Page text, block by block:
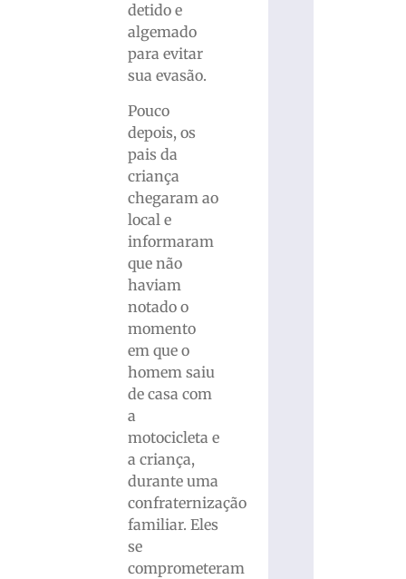
detido e
algemado
para evitar
sua evasão.
Pouco
depois, os
pais da
criança
chegaram ao
local e
informaram
que não
haviam
notado o
momento
em que o
homem saiu
de casa com
a
motocicleta e
a criança,
durante uma
confraternização
familiar. Eles
se
comprometeram